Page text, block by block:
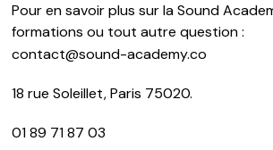
Pour en savoir plus sur la Sound
formations ou tout autre question :
contact@sound-academy.co
18 rue Soleillet, Paris 75020.
01 89 71 87 03